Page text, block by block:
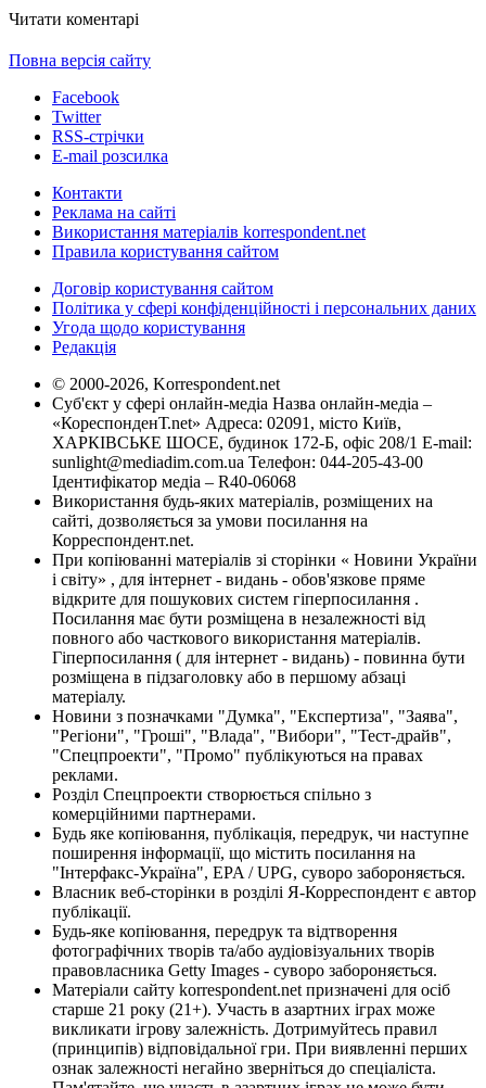
Читати коментарі
Повна версія сайту
Facebook
Twitter
RSS-стрічки
E-mail розсилка
Контакти
Реклама на сайті
Використання матеріалів korrespondent.net
Правила користування сайтом
Договір користування сайтом
Політика у сфері конфіденційності і персональних даних
Угода щодо користування
Редакція
© 2000-2026, Korrespondent.net
Суб'єкт у сфері онлайн-медіа Назва онлайн-медіа –
«КореспонденТ.net» Адреса: 02091, місто Київ,
ХАРКІВСЬКЕ ШОСЕ, будинок 172-Б, офіс 208/1 E-mail:
sunlight@mediadim.com.ua Телефон: 044-205-43-00
Ідентифікатор медіа – R40-06068
Використання будь-яких матеріалів, розміщених на
сайті, дозволяється за умови посилання на
Корреспондент.net.
При копіюванні матеріалів зі сторінки « Новини України
і світу» , для інтернет - видань - обов'язкове пряме
відкрите для пошукових систем гіперпосилання .
Посилання має бути розміщена в незалежності від
повного або часткового використання матеріалів.
Гіперпосилання ( для інтернет - видань) - повинна бути
розміщена в підзаголовку або в першому абзаці
матеріалу.
Новини з позначками "Думка", "Експертиза", "Заява",
"Регіони", "Гроші", "Влада", "Вибори", "Тест-драйв",
"Спецпроекти", "Промо" публікуються на правах
реклами.
Розділ Спецпроекти створюється спільно з
комерційними партнерами.
Будь яке копіювання, публікація, передрук, чи наступне
поширення інформації, що містить посилання на
"Інтерфакс-Україна", EPA / UPG, суворо забороняється.
Власник веб-сторінки в розділі Я-Корреспондент є автор
публікації.
Будь-яке копіювання, передрук та відтворення
фотографічних творів та/або аудіовізуальних творів
правовласника Getty Images - суворо забороняється.
Матеріали сайту korrespondent.net призначені для осіб
старше 21 року (21+). Участь в азартних іграх може
викликати ігрову залежність. Дотримуйтесь правил
(принципів) відповідальної гри. При виявленні перших
ознак залежності негайно зверніться до спеціаліста.